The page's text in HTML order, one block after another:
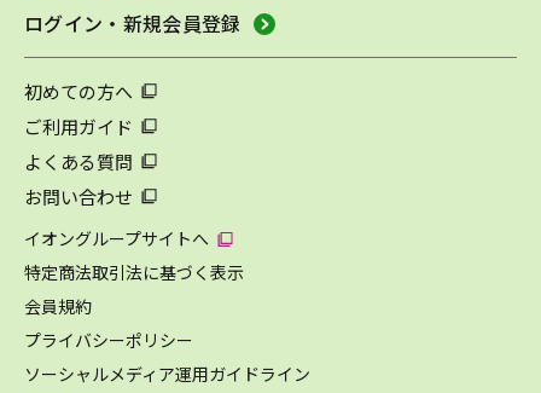
ログイン・新規会員登録
初めての方へ
ご利用ガイド
よくある質問
お問い合わせ
イオングループサイトへ
特定商法取引法に基づく表示
会員規約
プライバシーポリシー
ソーシャルメディア運用ガイドライン